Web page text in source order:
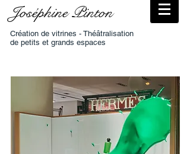
Joséphine Pinton
Création de vitrines - Théâtralisation
de petits et grands espaces